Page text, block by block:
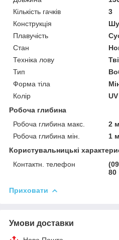
Кількість гачків
3
Конструкція
Плавучість
Стан
Техніка лову
Тип
Форма тіла
Колір
Робоча глибина
Робоча глибина макс.
2 м
Робоча глибина мін.
1 м
Користувальницькі
Контактн. телефон
80
Приховати
Умови доставки